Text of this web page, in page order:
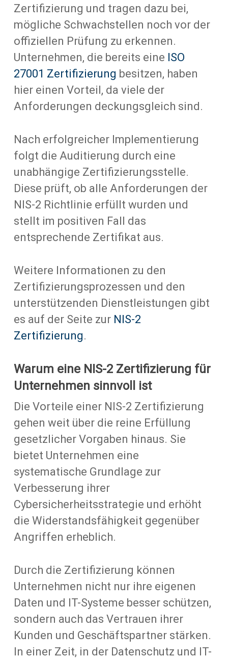
Zertifizierung und tragen dazu bei,
mögliche Schwachstellen noch vor der
offiziellen Prüfung zu erkennen.
Unternehmen, die bereits eine ISO
27001 Zertifizierung besitzen, haben
hier einen Vorteil, da viele der
Anforderungen deckungsgleich sind.
Nach erfolgreicher Implementierung
folgt die Auditierung durch eine
unabhängige Zertifizierungsstelle.
Diese prüft, ob alle Anforderungen der
NIS-2 Richtlinie erfüllt wurden und
stellt im positiven Fall das
entsprechende Zertifikat aus.
Weitere Informationen zu den
Zertifizierungsprozessen und den
unterstützenden Dienstleistungen gibt
es auf der Seite zur NIS-2
Zertifizierung.
Warum eine NIS-2 Zertifizierung für
Unternehmen sinnvoll ist
Die Vorteile einer NIS-2 Zertifizierung
gehen weit über die reine Erfüllung
gesetzlicher Vorgaben hinaus. Sie
bietet Unternehmen eine
systematische Grundlage zur
Verbesserung ihrer
Cybersicherheitsstrategie und erhöht
die Widerstandsfähigkeit gegenüber
Angriffen erheblich.
Durch die Zertifizierung können
Unternehmen nicht nur ihre eigenen
Daten und IT-Systeme besser schützen,
sondern auch das Vertrauen ihrer
Kunden und Geschäftspartner stärken.
In einer Zeit, in der Datenschutz und IT-